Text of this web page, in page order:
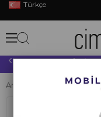
Türkçe
10.000 TL VE ÜZERİ
Anasayfa YOGA